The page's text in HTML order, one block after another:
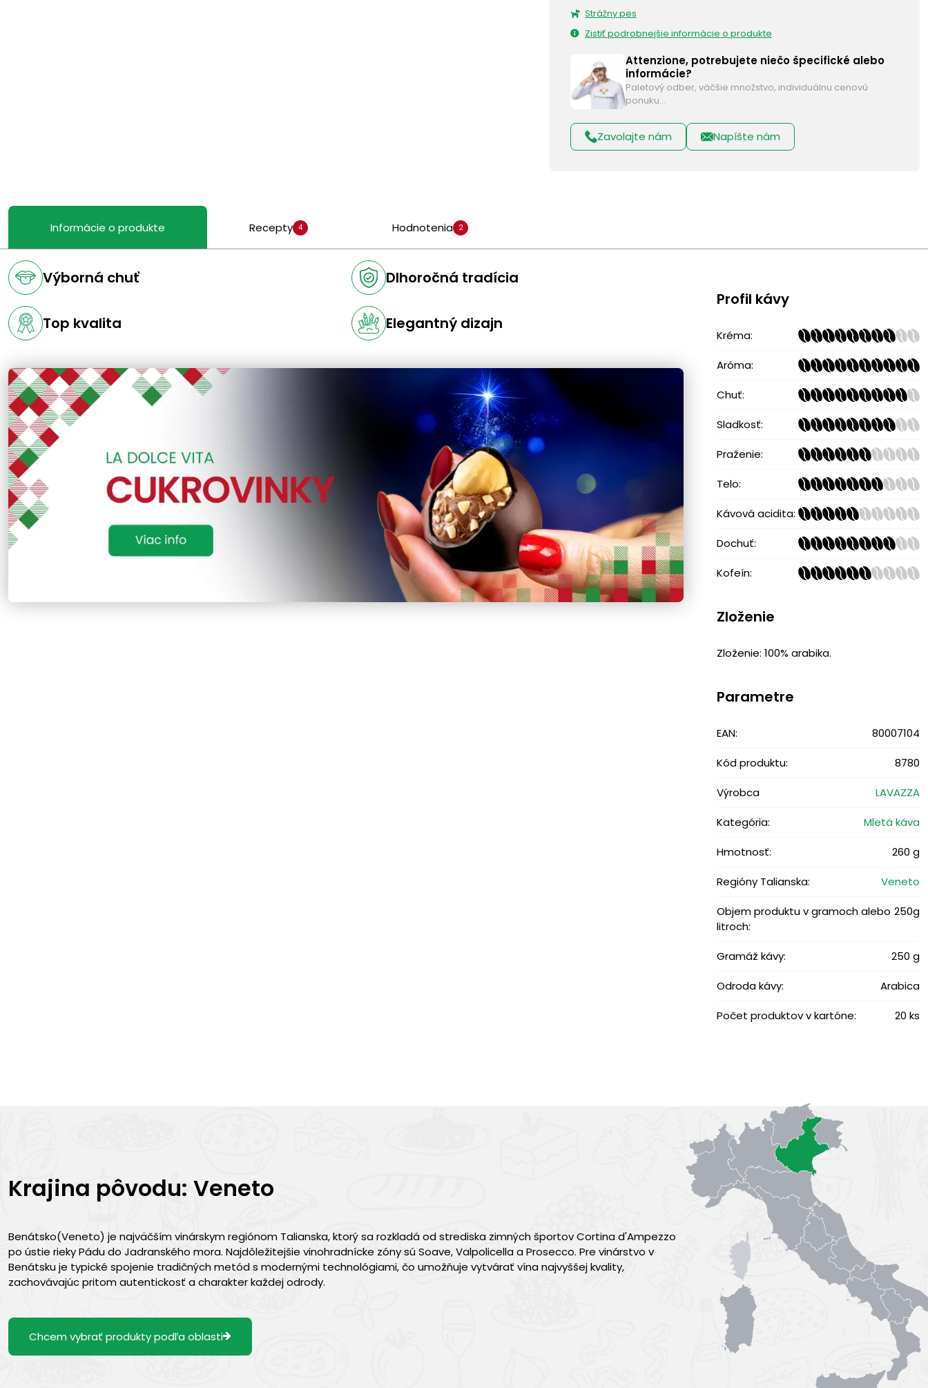
Strážny pes
Zistiť podrobnejšie informácie o produkte
Attenzione, potrebujete niečo špecifické alebo
informácie?
Paletový odber, väčšie množstvo, individuálnu cenovú
ponuku…
Zavolajte nám Napíšte nám
Informácie o produkte Recepty 4 Hodnotenia 2
Výborná chuť Dlhoročná tradícia
Top kvalita Elegantný dizajn
Profil kávy
Kréma:
Aróma:
Chuť:
Sladkosť:
Praženie:
Telo:
Kávová acidita:
Dochuť:
Kofeín:
Zloženie
Zloženie: 100% arabika.
Parametre
EAN: 80007104
Kód produktu: 8780
Výrobca LAVAZZA
Kategória: Mletá káva
Hmotnosť: 260 g
Regióny Talianska: Veneto
Objem produktu v gramoch alebo
litroch:
250g
Gramáž kávy: 250 g
Odroda kávy: Arabica
Počet produktov v kartóne: 20 ks
Krajina pôvodu: Veneto
Benátsko(Veneto) je najväčším vinárskym regiónom Talianska, ktorý sa rozkladá od strediska zimných športov Cortina d'Ampezzo
po ústie rieky Pádu do Jadranského mora. Najdôležitejšie vinohradnícke zóny sú Soave, Valpolicella a Prosecco. Pre vinárstvo v
Benátsku je typické spojenie tradičných metód s modernými technológiami, čo umožňuje vytvárať vína najvyššej kvality,
zachovávajúc pritom autentickosť a charakter každej odrody.
Chcem vybrať produkty podľa oblasti